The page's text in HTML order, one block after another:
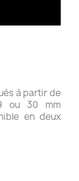
à partir de
ou 30 mm
en deux